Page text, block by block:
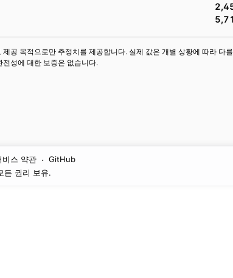
제공 목적으로만 추정치를 제공합니다. 실제 값은 개별 상황에 따라 다
전성에 대한 보증은 없습니다.
비스 약관 · GitHub
든 권리 보유.